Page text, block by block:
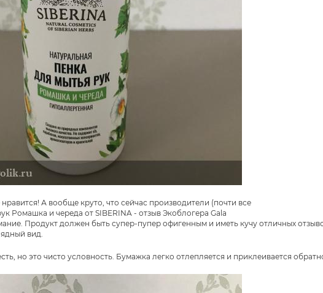
А вообще круто, что сейчас производители (почти все
Продукт должен быть супер-пупер офигенным и иметь кучу отличных
вид.
но это чисто условность. Бумажка легко отлепляется и приклеивается